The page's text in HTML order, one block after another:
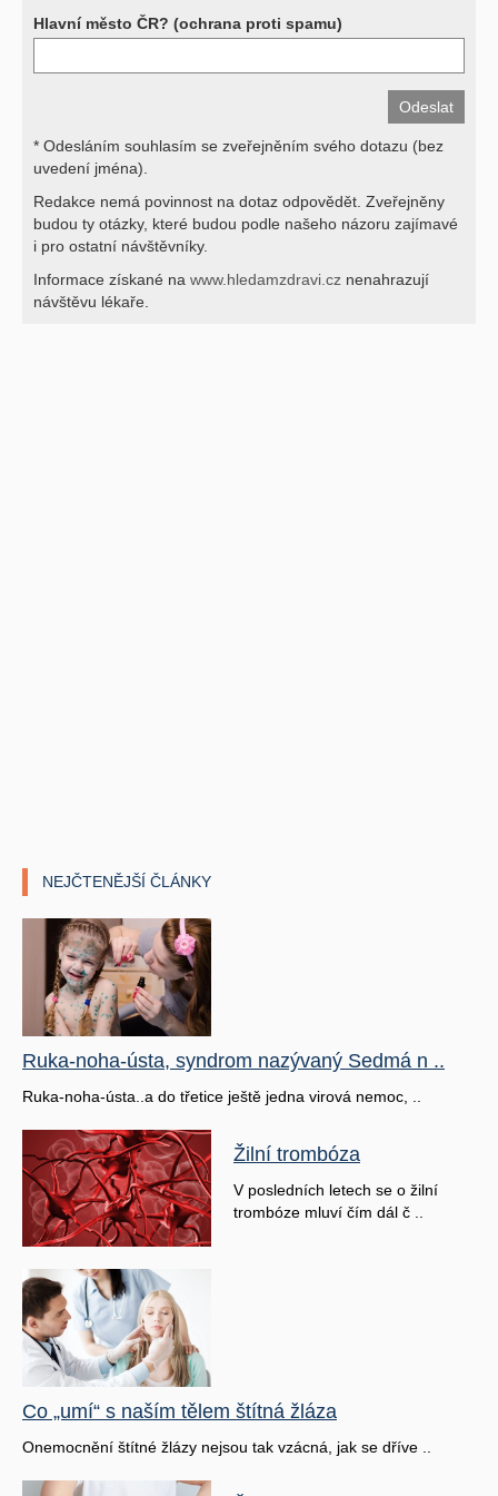
Hlavní město ČR? (ochrana proti spamu)
* Odesláním souhlasím se zveřejněním svého dotazu (bez
uvedení jména).
Redakce nemá povinnost na dotaz odpovědět. Zveřejněny
budou ty otázky, které budou podle našeho názoru zajímavé
i pro ostatní návštěvníky.
Informace získané na www.hledamzdravi.cz nenahrazují
návštěvu lékaře.
NEJČTENĚJŠÍ ČLÁNKY
Ruka-noha-ústa, syndrom nazývaný Sedmá n ..
Ruka-noha-ústa..a do třetice ještě jedna virová nemoc, ..
Žilní trombóza
V posledních letech se o žilní
trombóze mluví čím dál č ..
Co „umí“ s naším tělem štítná žláza
Onemocnění štítné žlázy nejsou tak vzácná, jak se dříve ..